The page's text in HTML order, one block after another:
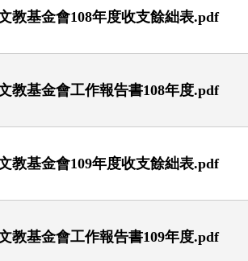
教基金會108年度收支餘絀表.pdf
教基金會工作報告書108年度.pdf
教基金會109年度收支餘絀表.pdf
教基金會工作報告書109年度.pdf